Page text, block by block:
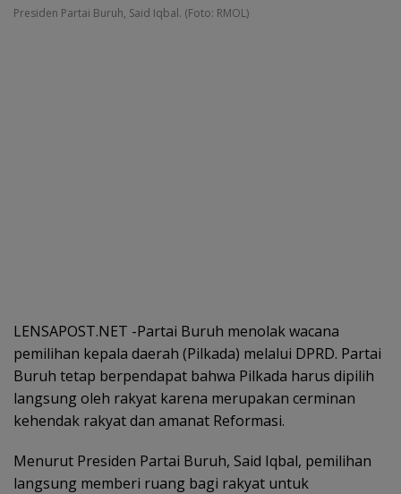
Presiden Partai Buruh, Said Iqbal. (Foto: RMOL)
LENSAPOST.NET -Partai Buruh menolak wacana
pemilihan kepala daerah (Pilkada) melalui DPRD. Partai
Buruh tetap berpendapat bahwa Pilkada harus dipilih
langsung oleh rakyat karena merupakan cerminan
kehendak rakyat dan amanat Reformasi.
Menurut Presiden Partai Buruh, Said Iqbal, pemilihan
langsung memberi ruang bagi rakyat untuk